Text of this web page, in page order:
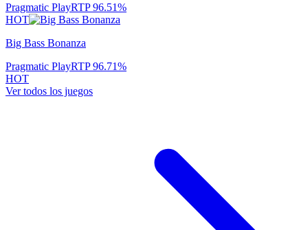
Pragmatic PlayRTP96.51%
HOT
Big Bass Bonanza
Pragmatic PlayRTP96.71%
HOT
Ver todos los juegos